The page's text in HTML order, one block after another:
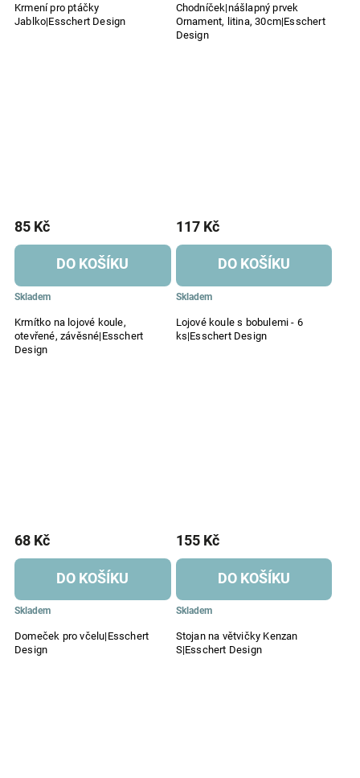
Krmení pro ptáčky
Jablko|Esschert Design
Chodníček|nášlapný prvek
Ornament, litina, 30cm|Esschert
Design
Krmítko na lojové koule,
otevřené, závěsné|Esschert
Design
Skladem
85 Kč
DO KOŠÍKU
Lojové koule s bobulemi - 6
ks|Esschert Design
Skladem
117 Kč
DO KOŠÍKU
Domeček pro včelu|Esschert
Design
Skladem
68 Kč
DO KOŠÍKU
Stojan na větvičky Kenzan
S|Esschert Design
Skladem
155 Kč
DO KOŠÍKU